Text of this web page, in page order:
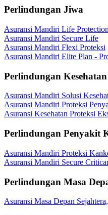
Perlindungan Jiwa
Asuransi Mandiri Life Protection
Asuransi Mandiri Secure Life
Asuransi Mandiri Flexi Proteksi
Asuransi Mandiri Elite Plan -
Perlindungan Kesehatan
Asuransi Mandiri Solusi
Asuransi Mandiri Proteksi
Asuransi Kesehatan Proteksi
Perlindungan Penyakit
Asuransi Mandiri Proteksi
Asuransi Mandiri Secure
Perlindungan Masa
Asuransi Masa Depan